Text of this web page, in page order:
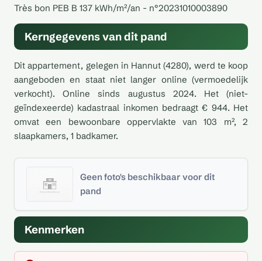
Très bon PEB B 137 kWh/m²/an - n°20231010003890
Kerngegevens van dit pand
Dit appartement, gelegen in Hannut (4280), werd te koop
aangeboden en staat niet langer online (vermoedelijk
verkocht). Online sinds augustus 2024. Het (niet-
geïndexeerde) kadastraal inkomen bedraagt € 944. Het
omvat een bewoonbare oppervlakte van 103 m², 2
slaapkamers, 1 badkamer.
Geen foto's beschikbaar voor dit
pand
Kenmerken